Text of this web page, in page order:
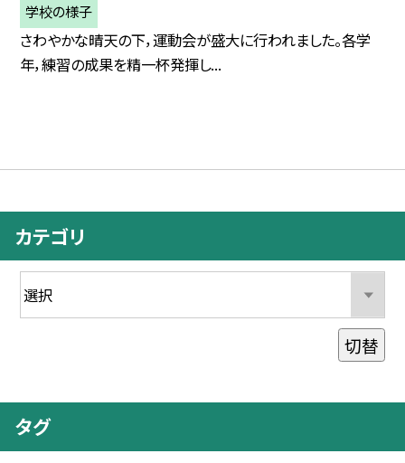
学校の様子
さわやかな晴天の下，運動会が盛大に行われました。各学
年，練習の成果を精一杯発揮し...
カテゴリ
切替
タグ